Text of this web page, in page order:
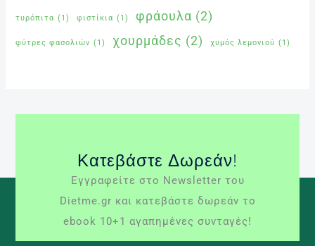
τυρόπιτα (1) φιστίκια (1) φράουλα (2)
φύτρες φασολιών (1) χουρμάδες (2) χυμός λεμονιού (1)
Κατεβάστε Δωρεάν!
Εγγραφείτε στο Newsletter του
Dietme.gr και κατεβάστε δωρεάν το
ebook 10+1 αγαπημένες συνταγές!